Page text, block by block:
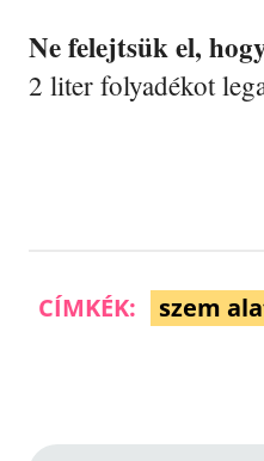
Ne felejtsük el,
2 liter folyadékot
CÍMKÉK: szem